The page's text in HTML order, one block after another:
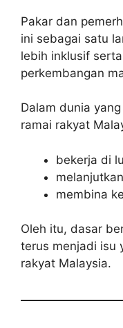
Pakar dan
ini sebagai satu
lebih inklusif
perkembangan
Dalam dunia
ramai rakyat
bekerja di
membina
Oleh itu, dasar
terus menjadi isu
rakyat Malaysia.